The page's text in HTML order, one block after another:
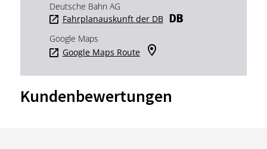
Deutsche Bahn AG
Fahrplanauskunft der DB
Google Maps
Google Maps Route
Kundenbewertungen